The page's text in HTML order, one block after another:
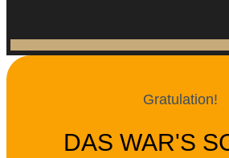
Gratulation!
DAS WAR'S